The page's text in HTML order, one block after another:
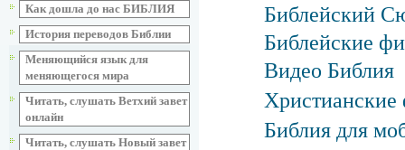
Как дошла до нас БИБЛИЯ
История переводов Библии
Меняющийся язык для
меняющегося мира
Читать, слушать Ветхий завет
онлайн
Читать, слушать Новый завет
Библейский
Библейские
Видео Библия
Христианские
Библия для